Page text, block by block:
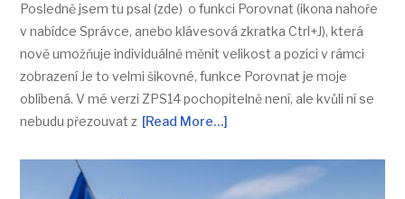
Posledně jsem tu psal (zde) o funkci Porovnat (ikona nahoře
v nabídce Správce, anebo klávesová zkratka Ctrl+J), která
nově umožňuje individuálně měnit velikost a pozici v rámci
zobrazení Je to velmi šikovné, funkce Porovnat je moje
oblíbená. V mé verzi ZPS14 pochopitelně není, ale kvůli ní se
nebudu přezouvat z [Read More…]